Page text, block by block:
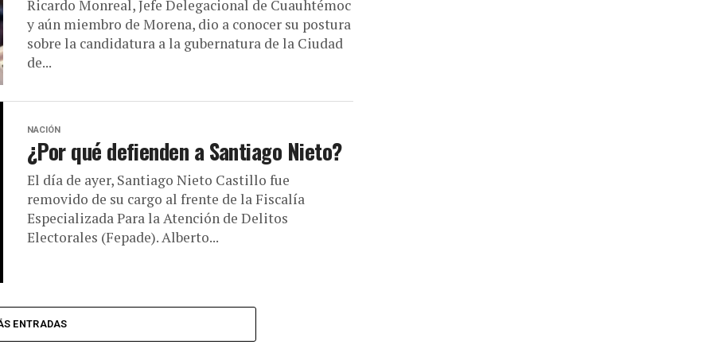
Ricardo Monreal, Jefe Delegacional de Cuauhtémoc
y aún miembro de Morena, dio a conocer su postura
sobre la candidatura a la gubernatura de la Ciudad
de...
NACIÓN
¿Por qué defienden a Santiago Nieto?
El día de ayer, Santiago Nieto Castillo fue
removido de su cargo al frente de la Fiscalía
Especializada Para la Atención de Delitos
Electorales (Fepade). Alberto...
ENTRADAS